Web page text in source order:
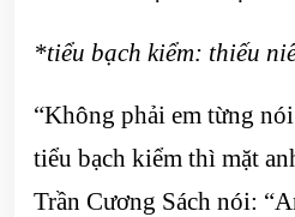
*tiểu bạch kiểm: thiếu
“Không phải em từng
tiểu bạch kiểm thì mặt
Trần Cương Sách nói: